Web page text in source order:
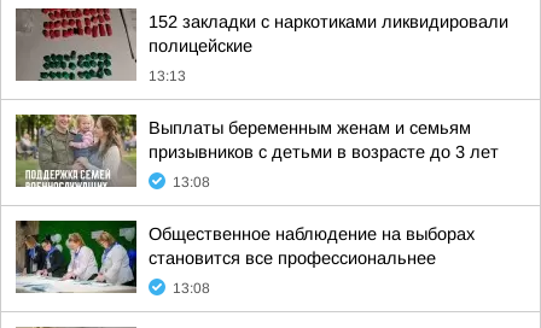
152 закладки с наркотиками ликвидировали
полицейские
13:13
Выплаты беременным женам и семьям
призывников с детьми в возрасте до 3 лет
13:08
Общественное наблюдение на выборах
становится все профессиональнее
13:08